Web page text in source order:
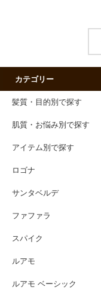
カテゴリー
髪質・目的別で探す
肌質・お悩み別で探す
アイテム別で探す
ロゴナ
サンタベルデ
ファファラ
スパイク
ルアモ
ルアモ ベーシック